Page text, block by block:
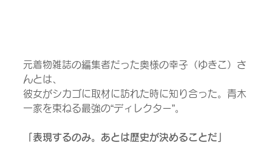
元着物雑誌の編集者だった奥様の幸子（ゆきこ）さ
んとは、
彼女がシカゴに取材に訪れた時に知り合った。青木
一家を束ねる最強の“ディレクター”。
「表現するのみ。あとは歴史が決めることだ」